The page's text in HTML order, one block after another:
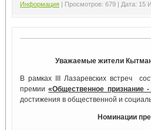
Информация| Просмотров: 679| Дата: 15
Уважаемые жители
В рамках III Лазаревских встреч
премии«Общественное признание -
достижения в общественной и
Номинации